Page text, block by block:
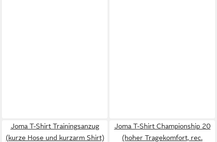
Joma T-Shirt Trainingsanzug
(kurze Hose und kurzarm Shirt)
Joma T-Shirt Championship 20
(hoher Tragekomfort, rec.